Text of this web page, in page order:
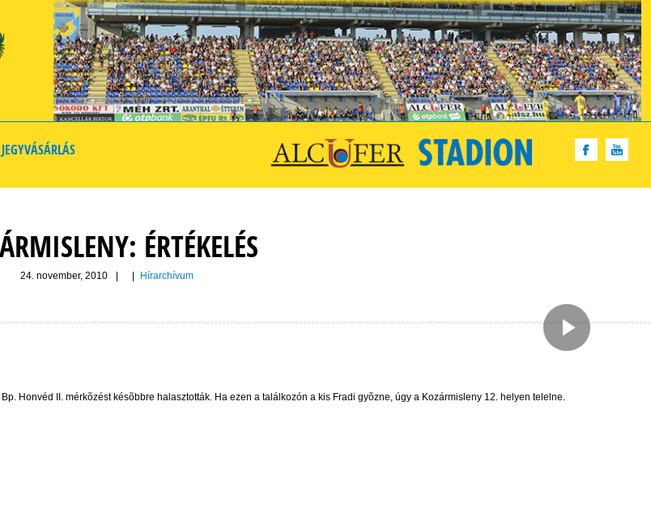
JEGYVÁSÁRLÁS
ÉRTÉKELÉS
24. november, 2010 Hírarchívum
Honvéd II. mérkõzést késõbbre halasztották. Ha ezen a találkozón a kis Fradi gyõzne, úgy a Kozármisleny 12. helyen telelne.